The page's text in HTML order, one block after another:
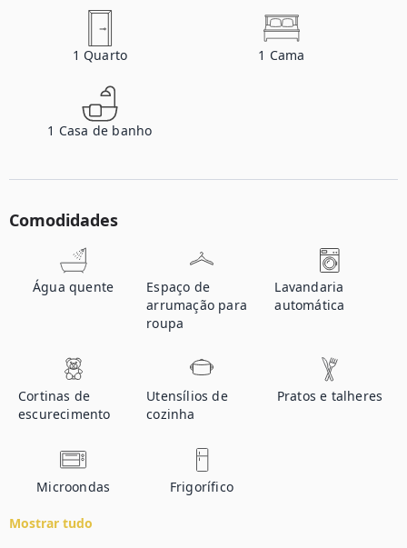
1 Quarto 1 Cama
1 Casa de banho
Comodidades
Água quente
Espaço de
arrumação para
roupa
Lavandaria
automática
Cortinas de
escurecimento
Utensílios de
cozinha
Pratos e talheres
Microondas Frigorífico
Mostrar tudo